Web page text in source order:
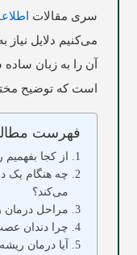
سری مقالات
می‌کنیم دلایل
آن را به زبان
است که توضیح
فهرست
از کجا
چه هنگام یک
می‌کند؟
مراحل درمان
چرا دندان
آیا درمان